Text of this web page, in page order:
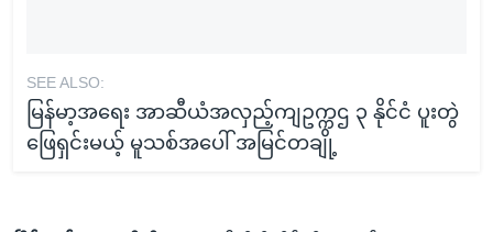
SEE ALSO:
မြန်မာ့အရေး အာဆီယံအလှည့်ကျဥက္ကဌ ၃ နိုင်ငံ ပူးတွဲ
ဖြေရှင်းမယ့် မူသစ်အပေါ် အမြင်တချို့